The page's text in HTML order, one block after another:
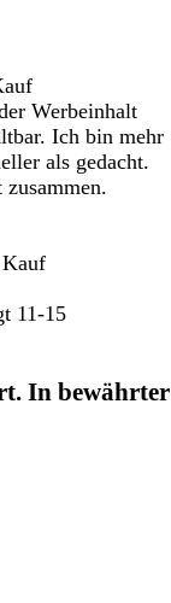
Werbeinhalt
Ich bin mehr
als gedacht.
11-15
In bewährter